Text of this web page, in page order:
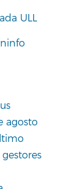
ULL
agosto